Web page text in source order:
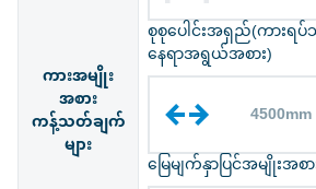
ကားအမျိုး
အစား
ကန့်သတ်ချက်
များ
စုစုပေါင်းအရှည်(ကားရ
နေရာအရွယ်အစား)
4500mm
မြေမျက်နှာပြင်အမျိုးအစ